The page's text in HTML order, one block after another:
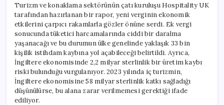
Turizm ve konaklama sektörünün çatı kuruluşu Hospitality UK
tarafından hazırlanan bir rapor, yeni verginin ekonomik
etkilerini çarpıcı rakamlarla gözler önüne serdi. Ek vergi
sonucunda tüketici harcamalarında ciddi bir daralma
yaşanacağı ve bu durumun ülke genelinde yaklaşık 33 bin
kişilik istihdam kaybına yol açabileceği belirtildi. Ayrıca,
İngiltere ekonomisinde 2,2 milyar sterlinlik bir üretim kaybı
riski bulunduğu vurgulanıyor. 2023 yılında iç turizmin,
İngiltere ekonomisine 58 milyar sterlinlik katkı sağladığı
düşünülürse, bu alana zarar verilmemesi gerektiği ifade
ediliyor.